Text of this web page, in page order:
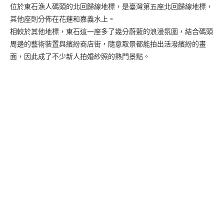
位於東石漁人碼頭的北回歸線地標，是臺灣第五座北回歸線地標，
其他座則分佈在花蓮和嘉義水上。
相較於其他地標，東石這一座多了幾分蔚藍的浪漫氛圍，結合碼頭
周邊的藝術裝置與繽紛商店街，隨意取景都能拍出活潑繽紛的畫
面，因此成了不少新人拍婚紗照的熱門景點。